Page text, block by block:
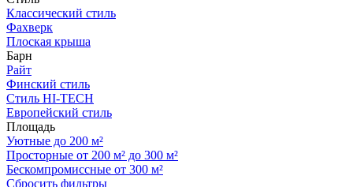
Классический стиль
Фахверк
Плоская крыша
Барн
Райт
Финский стиль
Стиль HI-TECH
Европейский стиль
Площадь
Уютные до 200 м²
Просторные от 200 м² до 300 м²
Бескомпромиссные от 300 м²
Сбросить фильтры